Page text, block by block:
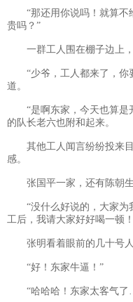
“那还用你说吗！就算不
贵吗？”
一群工人围在棚子边上，
“少爷，工人都来了，你
道。
“是啊东家，今天也算是
的队长老六也附和起来。
其他工人闻言纷纷投来目
感。
张国平一家，还有陈朝生
“没什么好说的，大家为
工后，我请大家好好喝一顿
张明看着眼前的几十号人
“好！东家牛逼！”
“哈哈哈！东家太客气